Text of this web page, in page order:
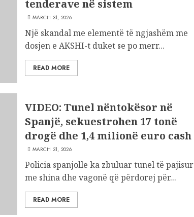
tenderave në sistem
MARCH 31, 2026
Një skandal me elementë të ngjashëm me
dosjen e AKSHI-t duket se po merr...
READ MORE
VIDEO: Tunel nëntokësor në
Spanjë, sekuestrohen 17 tonë
drogë dhe 1,4 milionë euro cash
MARCH 31, 2026
Policia spanjolle ka zbuluar tunel të pajisur
me shina dhe vagonë që përdorej për...
READ MORE